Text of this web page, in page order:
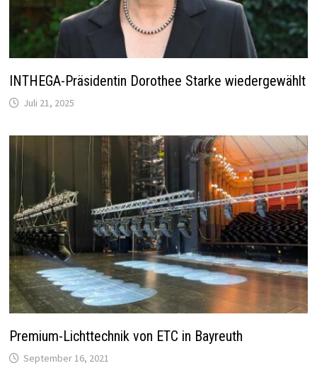
INTHEGA-Präsidentin Dorothee Starke wiedergewählt
Juli 21, 2025
Premium-Lichttechnik von ETC in Bayreuth
September 16, 2021